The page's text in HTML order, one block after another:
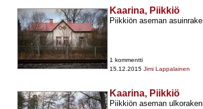
Kaarina, Piikkiö
Piikkiön aseman
1 kommentti
15.12.2015 Jimi Lappalainen
Kaarina, Piikkiö
Piikkiön aseman